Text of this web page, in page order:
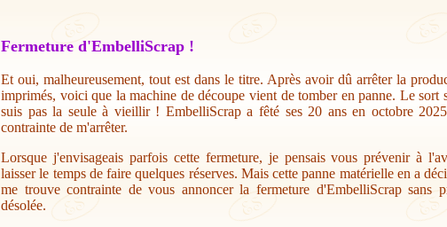
Fermeture d'EmbelliScrap !
Et oui, malheureusement, tout est dans le titre. Après avoir dû arrêter la
imprimés, voici que la machine de découpe vient de tomber en panne. Le sort
suis pas la seule à vieillir ! EmbelliScrap a fêté ses 20 ans en octobre
contrainte de m'arrêter.
Lorsque j'envisageais parfois cette fermeture, je pensais vous prévenir à
laisser le temps de faire quelques réserves. Mais cette panne matérielle en a
me trouve contrainte de vous annoncer la fermeture d'EmbelliScrap sans
désolée.